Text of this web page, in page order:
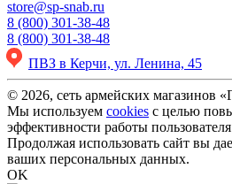
store@sp-snab.ru
8 (800) 301-38-48
8 (800) 301-38-48
ПВЗ в Керчи, ул. Ленина, 45
© 2026, сеть армейских магазинов
Мы используем cookies с целью
эффективности работы
Продолжая использовать сайт вы
ваших персональных данных.
OK